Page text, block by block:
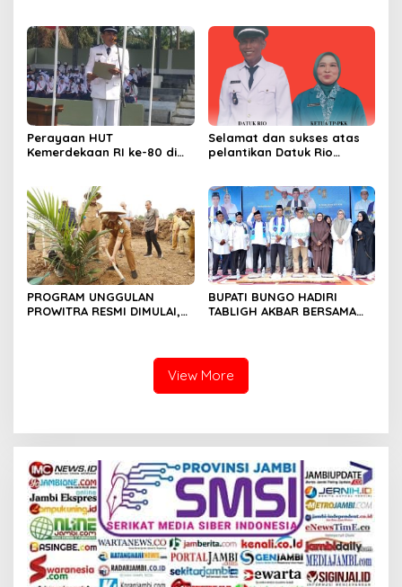
Perayaan HUT
Kemerdekaan RI ke-80 di
Selamat dan sukses atas
pelantikan Datuk Rio
PROGRAM UNGGULAN
PROWITRA RESMI DIMULAI,
BUPATI BUNGO HADIRI
TABLIGH AKBAR BERSAMA
View More